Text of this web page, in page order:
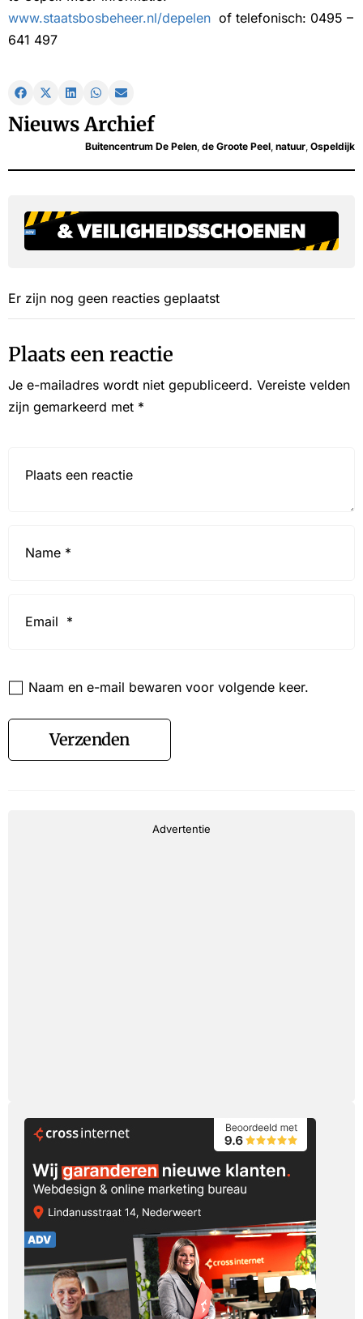
www.staatsbosbeheer.nl/depelen of telefonisch: 0495 –
641 497
Nieuws Archief
Buitencentrum De Pelen, de Groote Peel, natuur, Ospeldijk
Er zijn nog geen reacties geplaatst
Plaats een reactie
Je e-mailadres wordt niet gepubliceerd. Vereiste velden
zijn gemarkeerd met *
Naam en e-mail bewaren voor volgende keer.
Verzenden
Advertentie